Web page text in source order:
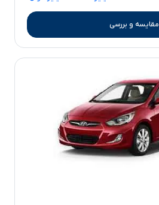
مقایسه و بررسی